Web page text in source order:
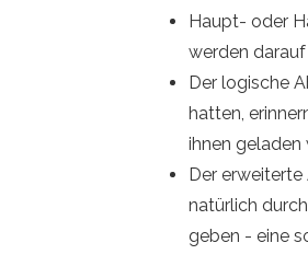
Haupt- oder
werden
Der logische
hatten,
ihnen geladen
Der erweiterte
natürlich
geben - eine